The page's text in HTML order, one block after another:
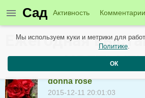
Сад Активность Комментарии
Ежегодная
цветов ЦВЕТЫ/
donna rose
2015-12-11 20:01:03
Мы используем куки и метрики для
Политике.
ОК